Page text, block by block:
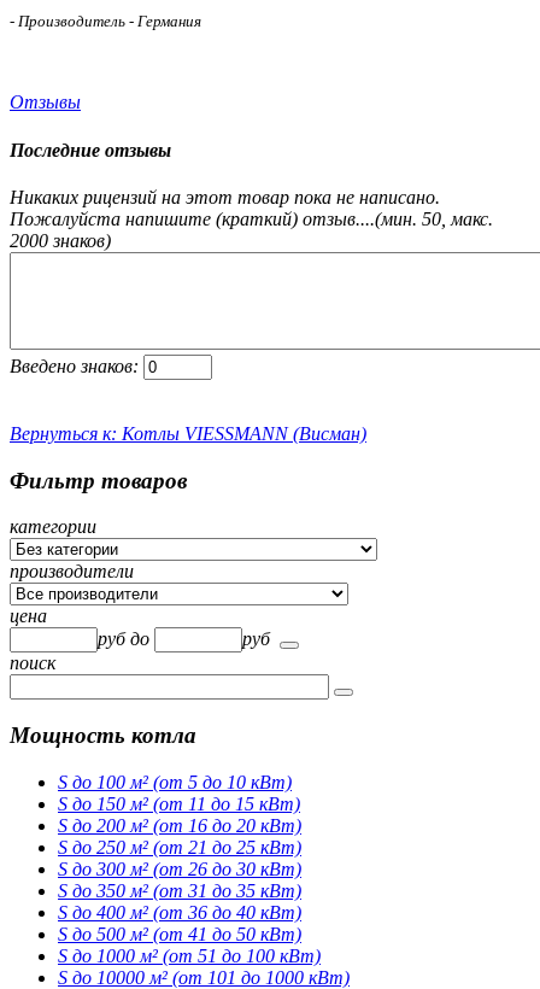
- Производитель - Германия
Отзывы
Последние отзывы
Никаких рицензий на этот товар пока не написано.
Пожалуйста напишите (краткий) отзыв....(мин. 50, макс.
2000 знаков)
Введено знаков:
Вернуться к: Котлы VIESSMANN (Висман)
Фильтр товаров
категории
производители
цена
рубдо
руб
поиск
Мощность котла
S до 100 м² (от 5 до 10 кВт)
S до 150 м² (от 11 до 15 кВт)
S до 200 м² (от 16 до 20 кВт)
S до 250 м² (от 21 до 25 кВт)
S до 300 м² (от 26 до 30 кВт)
S до 350 м² (от 31 до 35 кВт)
S до 400 м² (от 36 до 40 кВт)
S до 500 м² (от 41 до 50 кВт)
S до 1000 м² (от 51 до 100 кВт)
S до 10000 м² (от 101 до 1000 кВт)